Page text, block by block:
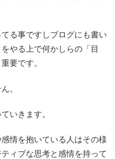
る事ですしブログにも書い
やる上で何かしらの「目
要です。
。
いきます。
情を抱いている人はその様
ィブな思考と感情を持って